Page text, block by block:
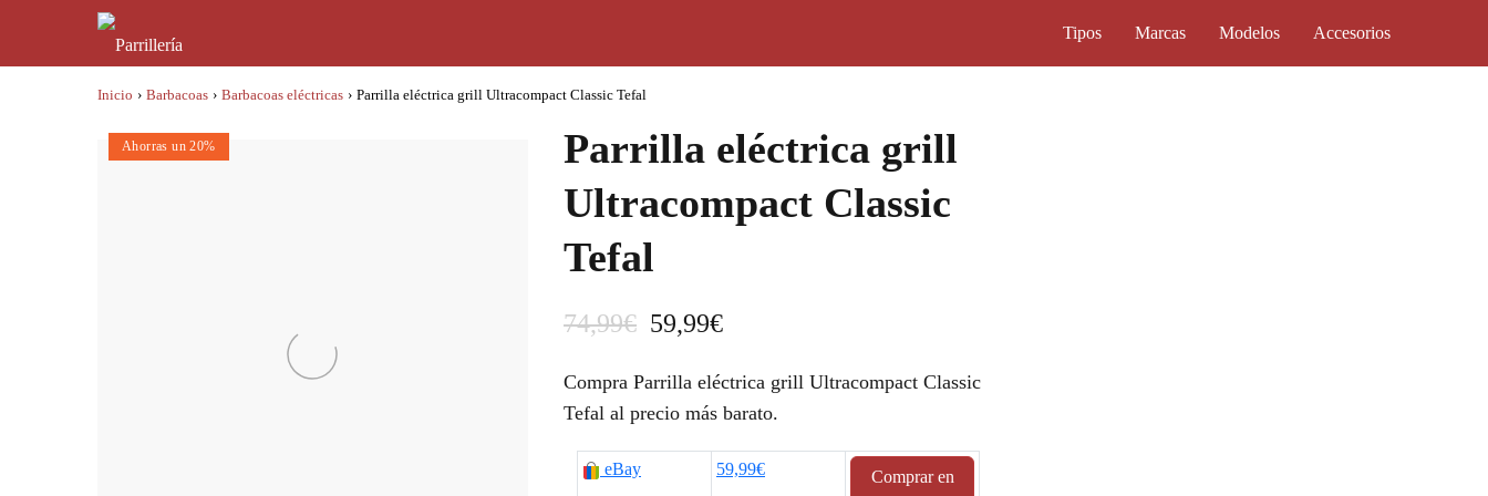
Tipos Marcas Modelos Accesorios
Inicio › Barbacoas › Barbacoas eléctricas › Parrilla eléctrica grill Ultracompact Classic Tefal
Ahorras un 20%
Parrilla eléctrica grill
Ultracompact Classic
Tefal
74,99€ E
p
r
59,99€E
p
r
Compra Parrilla eléctrica grill Ultracompact Classic
Tefal al precio más barato.
eBay 59,99€
Comprar en